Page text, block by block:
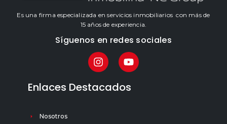
Es una firma especializada en servicios inmobiliarios con más de
15 años de experiencia.
Síguenos en redes sociales
Enlaces Destacados
Nosotros